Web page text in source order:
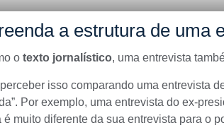
a estrutura de uma
o texto jornalístico, uma entrevista
isso comparando uma entrevista
Por exemplo, uma entrevista do ex-
é muito diferente da sua entrevista para o